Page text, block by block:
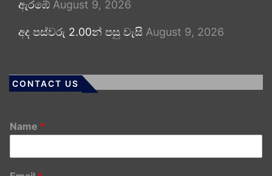
ඇරඹේ August 9, 2026
අද පස්වරු 2.00න් පසු වැසි August 9, 2026
CONTACT US
Name *